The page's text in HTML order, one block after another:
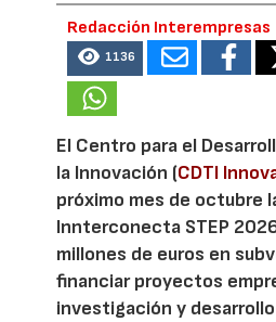
Redacción Interempresas
1136
El Centro para el
la Innovación (CDTI
próximo mes de octubre
Innterconecta STEP
millones de euros en
financiar proyectos
investigación y